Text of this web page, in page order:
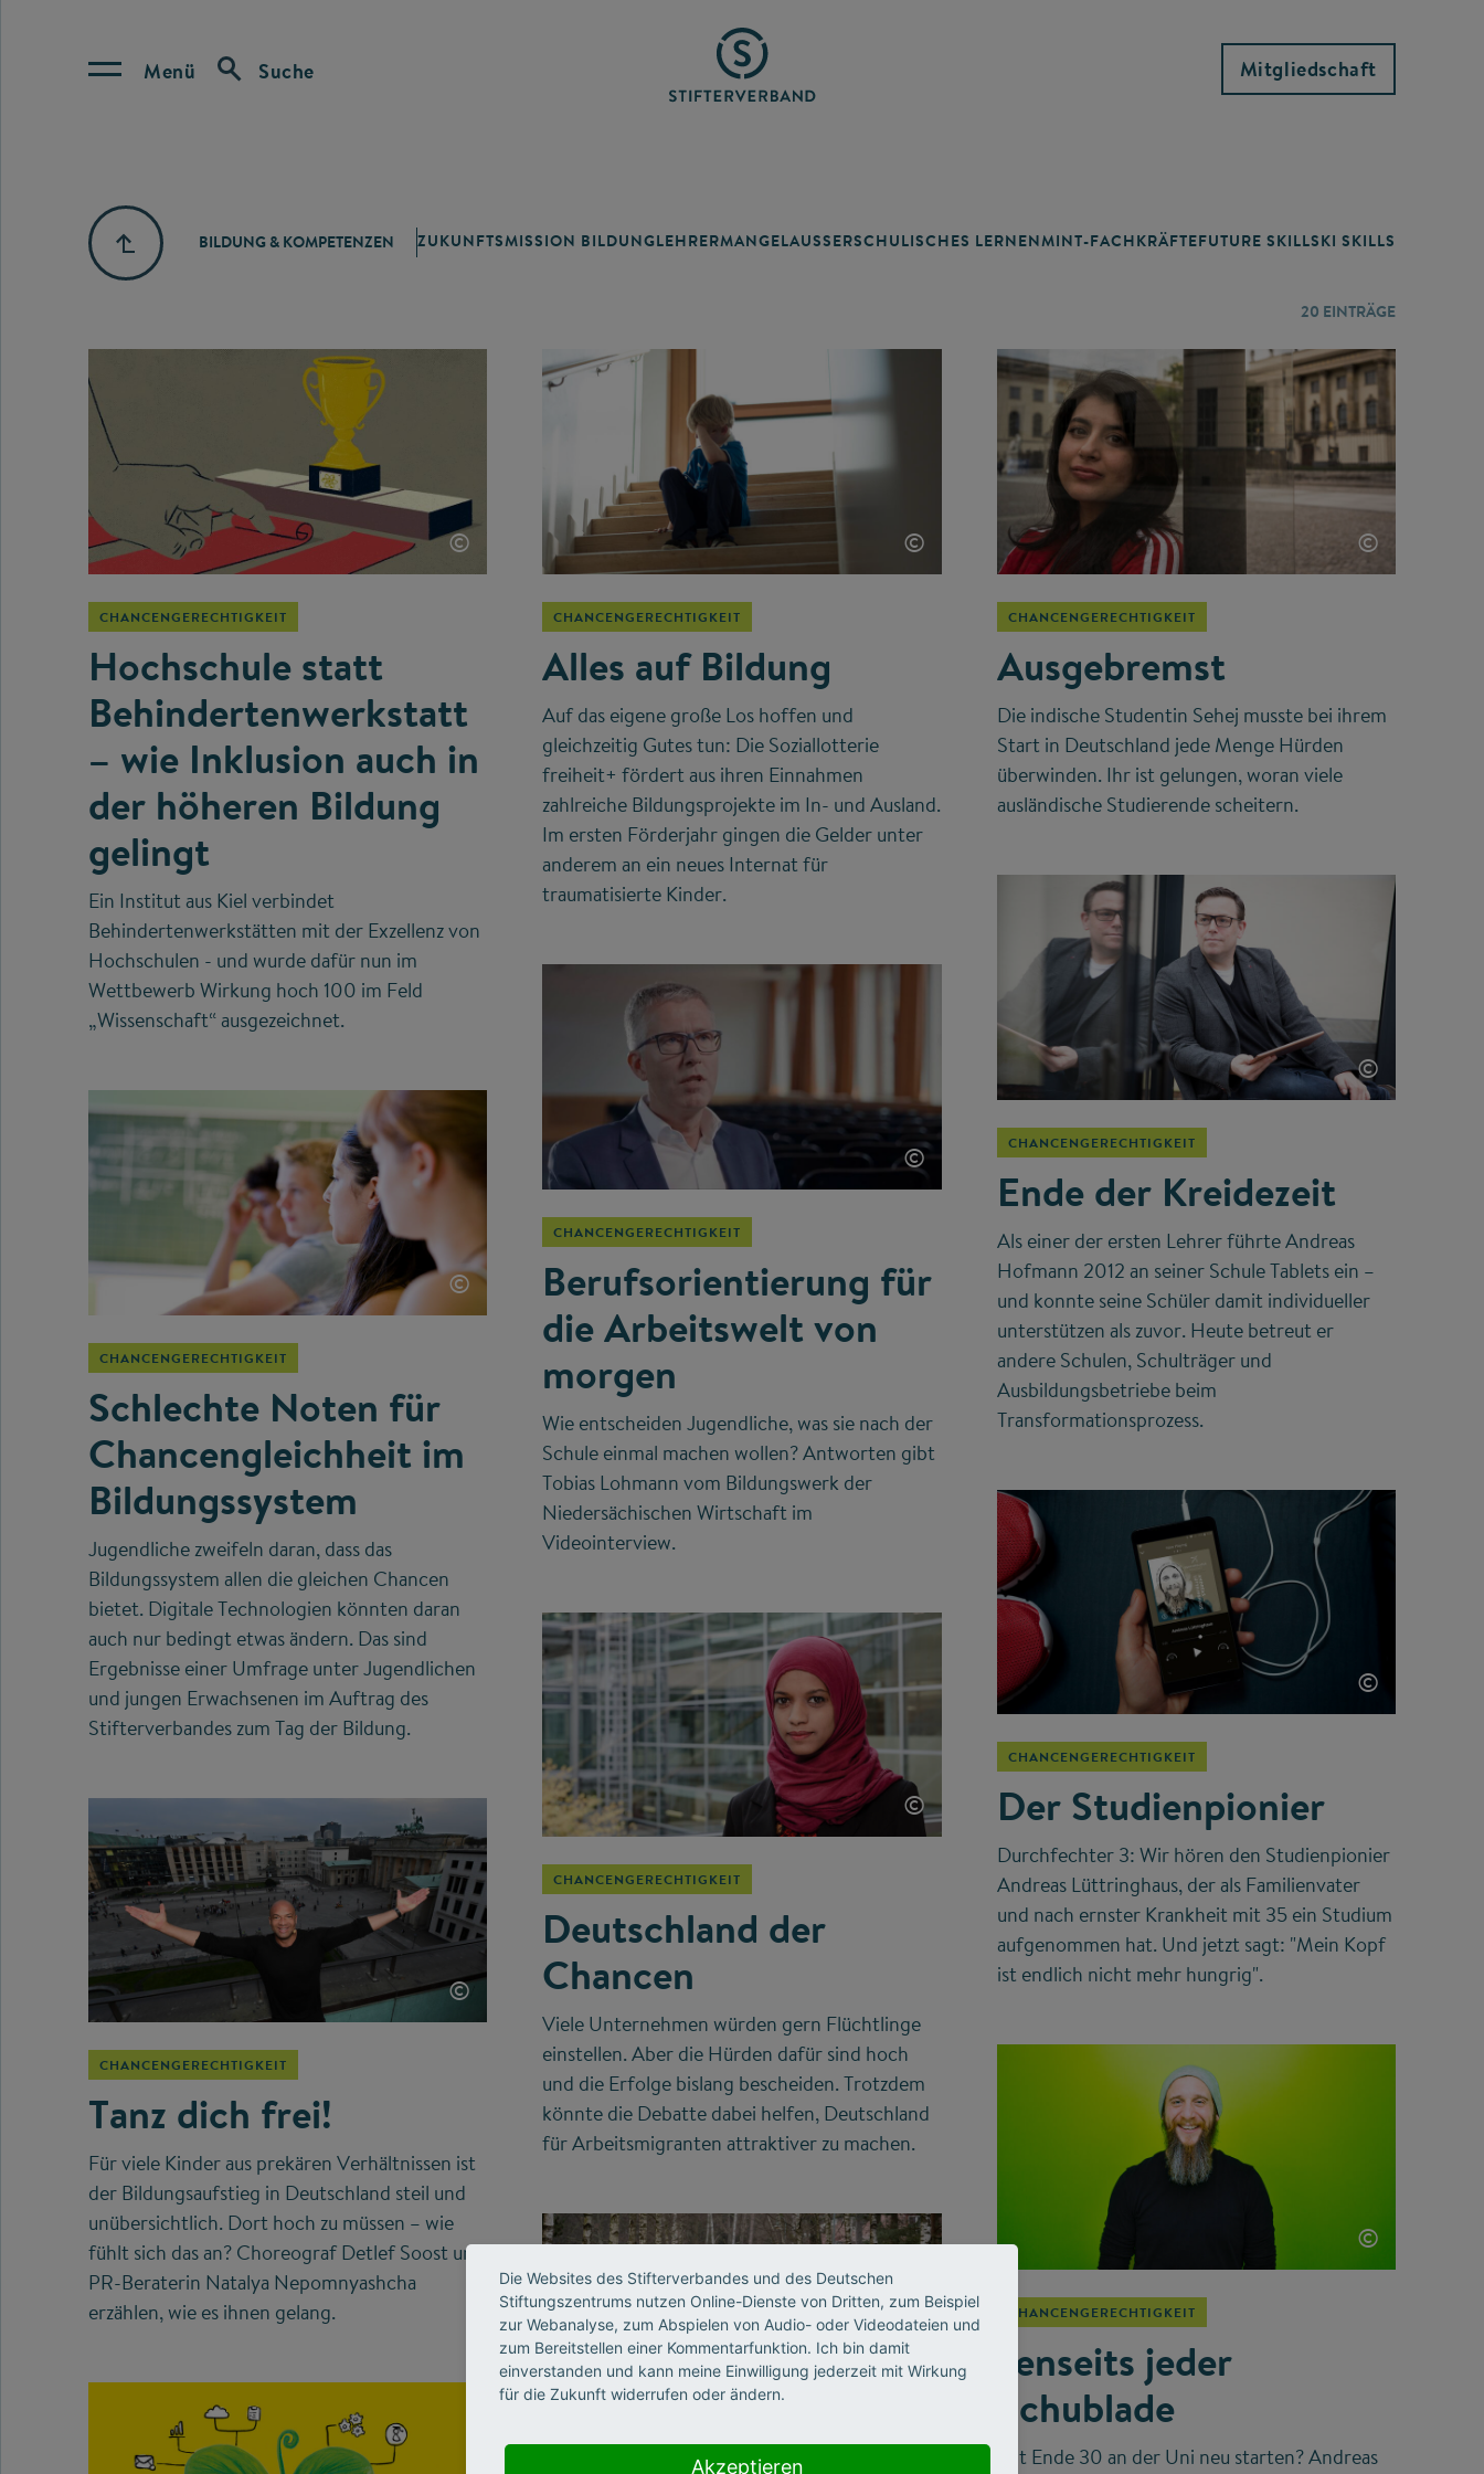
Menü Suche Mitgliedschaft
BILDUNG & KOMPETENZEN ZUKUNFTSMISSION BILDUNGLEHRERMANGELAUSSERSCHULISCHES LERNEN MINT-FACHKRÄFTEFUTURE SKILLSKI SKILLS
20 EINTRÄGE
©
CHANCENGERECHTIGKEIT
Hochschule statt
Behindertenwerkstatt
– wie Inklusion auch in
der höheren Bildung
gelingt
Ein Institut aus Kiel verbindet
Behindertenwerkstätten mit der Exzellenz von
Hochschulen - und wurde dafür nun im
Wettbewerb Wirkung hoch 100 im Feld
„Wissenschaft“ ausgezeichnet.
©
CHANCENGERECHTIGKEIT
Alles auf Bildung
Auf das eigene große Los hoffen und
gleichzeitig Gutes tun: Die Soziallotterie
freiheit+ fördert aus ihren Einnahmen
zahlreiche Bildungsprojekte im In- und Ausland.
Im ersten Förderjahr gingen die Gelder unter
anderem an ein neues Internat für
traumatisierte Kinder.
©
CHANCENGERECHTIGKEIT
Ausgebremst
Die indische Studentin Sehej musste bei ihrem
Start in Deutschland jede Menge Hürden
überwinden. Ihr ist gelungen, woran viele
ausländische Studierende scheitern.
©
CHANCENGERECHTIGKEIT
Schlechte Noten für
Chancengleichheit im
Bildungssystem
Jugendliche zweifeln daran, dass das
Bildungssystem allen die gleichen Chancen
bietet. Digitale Technologien könnten daran
auch nur bedingt etwas ändern. Das sind
Ergebnisse einer Umfrage unter Jugendlichen
und jungen Erwachsenen im Auftrag des
Stifterverbandes zum Tag der Bildung.
©
CHANCENGERECHTIGKEIT
Berufsorientierung für
die Arbeitswelt von
morgen
Wie entscheiden Jugendliche, was sie nach der
Schule einmal machen wollen? Antworten gibt
Tobias Lohmann vom Bildungswerk der
Niedersächischen Wirtschaft im
Videointerview.
©
CHANCENGERECHTIGKEIT
Ende der Kreidezeit
Als einer der ersten Lehrer führte Andreas
Hofmann 2012 an seiner Schule Tablets ein –
und konnte seine Schüler damit individueller
unterstützen als zuvor. Heute betreut er
andere Schulen, Schulträger und
Ausbildungsbetriebe beim
Transformationsprozess.
©
CHANCENGERECHTIGKEIT
Tanz dich frei!
Für viele Kinder aus prekären Verhältnissen ist
der Bildungsaufstieg in Deutschland steil und
unübersichtlich. Dort hoch zu müssen – wie
fühlt sich das an? Choreograf Detlef Soost und
PR-Beraterin Natalya Nepomnyashcha
erzählen, wie es ihnen gelang.
©
CHANCENGERECHTIGKEIT
Deutschland der
Chancen
Viele Unternehmen würden gern Flüchtlinge
einstellen. Aber die Hürden dafür sind hoch
und die Erfolge bislang bescheiden. Trotzdem
könnte die Debatte dabei helfen, Deutschland
für Arbeitsmigranten attraktiver zu machen.
©
CHANCENGERECHTIGKEIT
Der Studienpionier
Durchfechter 3: Wir hören den Studienpionier
Andreas Lüttringhaus, der als Familienvater
und nach ernster Krankheit mit 35 ein Studium
aufgenommen hat. Und jetzt sagt: "Mein Kopf
ist endlich nicht mehr hungrig".
©
CHANCENGERECHTIGKEIT
Jenseits jeder
Schublade
Mit Ende 30 an der Uni neu starten? Andreas
Die Websites des Stifterverbandes und des Deutschen
Stiftungszentrums nutzen Online-Dienste von Dritten, zum Beispiel
zur Webanalyse, zum Abspielen von Audio- oder Videodateien und
zum Bereitstellen einer Kommentarfunktion. Ich bin damit
einverstanden und kann meine Einwilligung jederzeit mit Wirkung
für die Zukunft widerrufen oder ändern.
Akzeptieren